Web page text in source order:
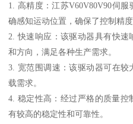
1. 高精度：江苏V60V80V90伺
确感知运动位置，确保了控制精度
2. 快速响应：该驱动器具有快
和方向，满足各种生产需求。
3. 宽范围调速：该驱动器可在
载需求。
4. 稳定性高：经过严格的质量控
有较高的稳定性和可靠性。